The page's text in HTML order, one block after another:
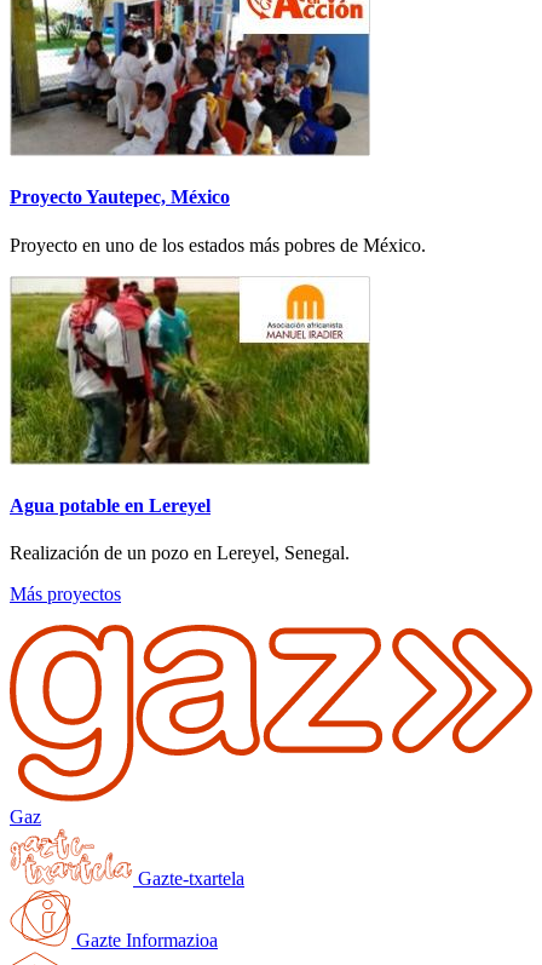
Proyecto Yautepec, México
Proyecto en uno de los estados más pobres de México.
Agua potable en Lereyel
Realización de un pozo en Lereyel, Senegal.
Más proyectos
Gaz
Gazte-txartela
Gazte Informazioa